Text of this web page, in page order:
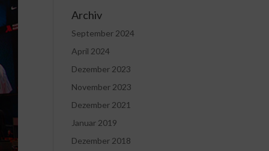
Archiv
September 2024
April 2024
Dezember 2023
November 2023
Dezember 2021
Januar 2019
Dezember 2018